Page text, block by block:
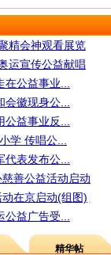
精会神观看展览
运宣传公益献唱
公益事业...
徽现身公...
益事业反...
学 传唱公...
表发布公...
善公益活动启动
在京启动(组图)
益广告受...
精华帖